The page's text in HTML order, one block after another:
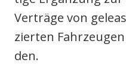
Ver­trä­ge von
zier­ten
den.